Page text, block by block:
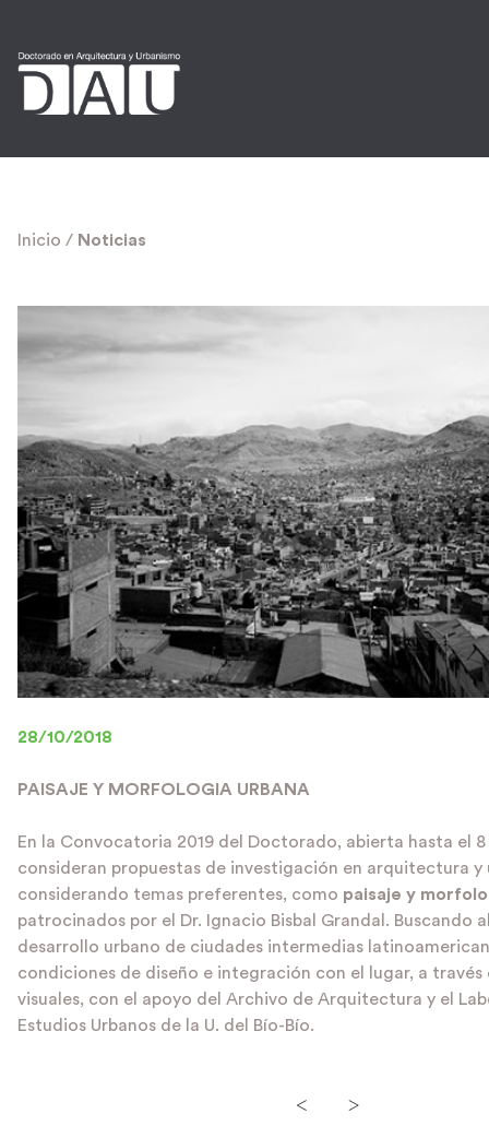
Inicio / Noticias
28/10/2018
PAISAJE Y MORFOLOGIA URBANA
En la Convocatoria 2019 del Doctorado, abierta hasta el
consideran propuestas de investigación en arquitectura y
considerando temas preferentes, como paisaje y
patrocinados por el Dr. Ignacio Bisbal Grandal. Buscando
desarrollo urbano de ciudades intermedias
condiciones de diseño e integración con el lugar, a través
visuales, con el apoyo del Archivo de Arquitectura y el
Estudios Urbanos de la U. del Bío-Bío.
< >